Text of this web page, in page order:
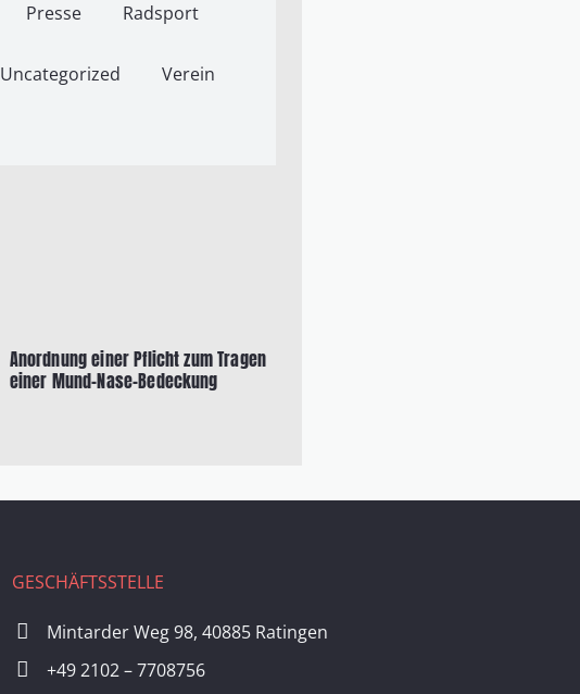
Presse Radsport
Uncategorized Verein
Anordnung einer Pflicht zum Tragen
einer Mund-Nase-Bedeckung
GESCHÄFTSSTELLE
Mintarder Weg 98, 40885 Ratingen
+49 2102 – 7708756